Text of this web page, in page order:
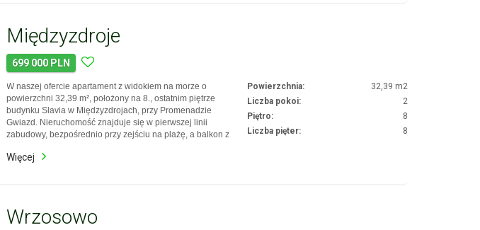
Międzyzdroje
699 000 PLN
W naszej ofercie apartament z widokiem na morze o
powierzchni 32,39 m², położony na 8., ostatnim piętrze
budynku Slavia w Międzyzdrojach, przy Promenadzie
Gwiazd. Nieruchomość znajduje się w pierwszej linii
zabudowy, bezpośrednio przy zejściu na plażę, a balkon z
tereny zielone Wolińskiego Parku Narodowego. Zachęcamy
Powierzchnia:
32,39 m2
Liczba pokoi:
2
Piętro:
8
Liczba pięter:
8
Więcej
Wrzosowo